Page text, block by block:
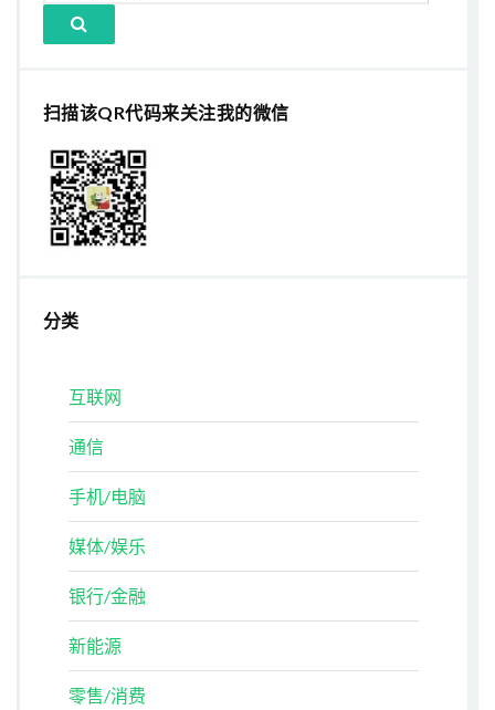
扫描该QR代码来关注我的微信
分类
互联网
通信
手机/电脑
媒体/娱乐
银行/金融
新能源
零售/消费